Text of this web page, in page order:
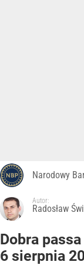
Narodowy
Autor:
Radosław
Dobra
6 sierpnia